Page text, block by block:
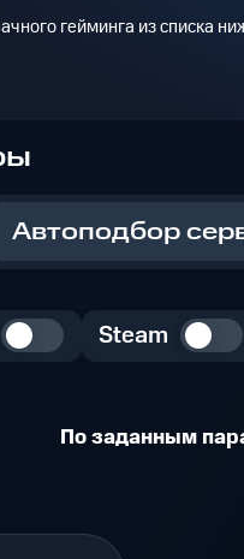
гейминга из списка
Автоподбор
Steam
По заданным